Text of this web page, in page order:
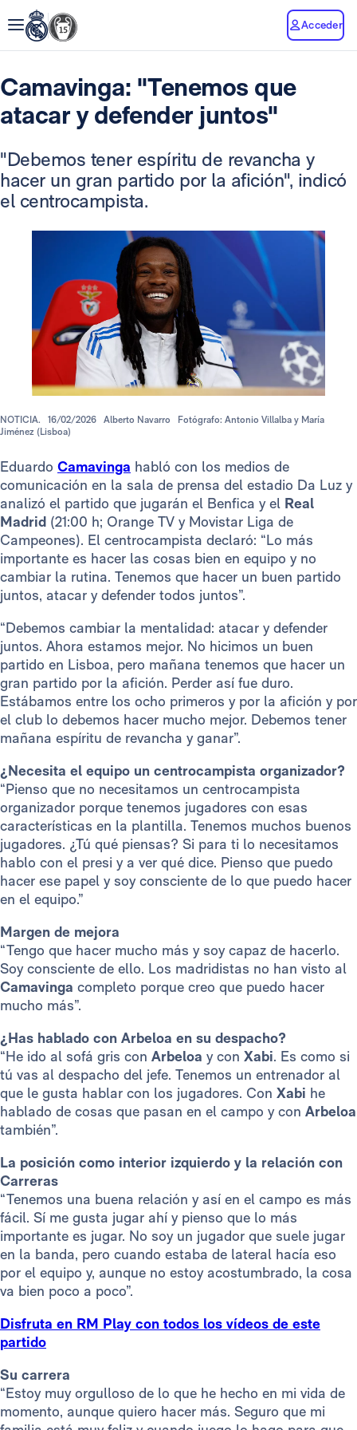
Acceder
Camavinga: "Tenemos que
atacar y defender juntos"
"Debemos tener espíritu de revancha y
hacer un gran partido por la afición", indicó
el centrocampista.
NOTICIA. 16/02/2026 Alberto Navarro
Fotógrafo: Antonio Villalba y María
Jiménez (Lisboa)
Eduardo Camavinga habló con los medios de
comunicación en la sala de prensa del estadio Da Luz y
analizó el partido que jugarán el Benfica y el Real
Madrid (21:00 h; Orange TV y Movistar Liga de
Campeones). El centrocampista declaró: “Lo más
importante es hacer las cosas bien en equipo y no
cambiar la rutina. Tenemos que hacer un buen partido
juntos, atacar y defender todos juntos”.
“Debemos cambiar la mentalidad: atacar y defender
juntos. Ahora estamos mejor. No hicimos un buen
partido en Lisboa, pero mañana tenemos que hacer un
gran partido por la afición. Perder así fue duro.
Estábamos entre los ocho primeros y por la afición y por
el club lo debemos hacer mucho mejor. Debemos tener
mañana espíritu de revancha y ganar”.
¿Necesita el equipo un centrocampista organizador?
“Pienso que no necesitamos un centrocampista
organizador porque tenemos jugadores con esas
características en la plantilla. Tenemos muchos buenos
jugadores. ¿Tú qué piensas? Si para ti lo necesitamos
hablo con el presi y a ver qué dice. Pienso que puedo
hacer ese papel y soy consciente de lo que puedo hacer
en el equipo.”
Margen de mejora
“Tengo que hacer mucho más y soy capaz de hacerlo.
Soy consciente de ello. Los madridistas no han visto al
Camavinga completo porque creo que puedo hacer
mucho más”.
¿Has hablado con Arbeloa en su despacho?
“He ido al sofá gris con Arbeloa y con Xabi. Es como si
tú vas al despacho del jefe. Tenemos un entrenador al
que le gusta hablar con los jugadores. Con Xabi he
hablado de cosas que pasan en el campo y con Arbeloa
también”.
La posición como interior izquierdo y la relación con
Carreras
“Tenemos una buena relación y así en el campo es más
fácil. Sí me gusta jugar ahí y pienso que lo más
importante es jugar. No soy un jugador que suele jugar
en la banda, pero cuando estaba de lateral hacía eso
por el equipo y, aunque no estoy acostumbrado, la cosa
va bien poco a poco”.
Disfruta en RM Play con todos los vídeos de este
partido
Su carrera
“Estoy muy orgulloso de lo que he hecho en mi vida de
momento, aunque quiero hacer más. Seguro que mi